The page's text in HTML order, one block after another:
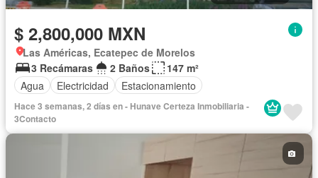
$ 2,800,000 MXN
Las Américas, Ecatepec de Morelos
3 Recámaras
2 Baños
147 m²
Agua
Electricidad Estacionamiento
Hace 3 semanas, 2 días en - Hunave Certeza Inmobiliaria -
3Contacto